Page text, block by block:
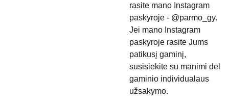
rasite mano Instagram
paskyroje - @parmo_gy.
Jei mano Instagram
paskyroje rasite Jums
patikusį gaminį,
susisiekite su manimi dėl
gaminio individualaus
užsakymo.